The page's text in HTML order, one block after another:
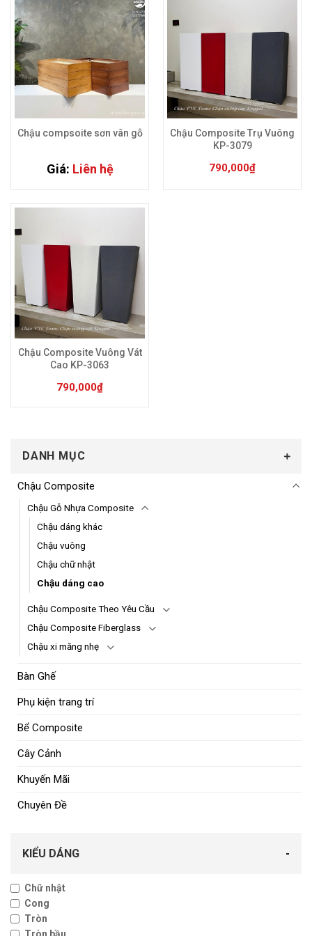
Chậu compsoite sơn vân gỗ
Giá: Liên hệ
Sản phẩm này
Chậu Composite Trụ Vuông
KP-3079
790,000₫
Sản phẩm này có nhiều biến thể. Các tùy chọn
Chậu Composite Vuông Vát
Cao KP-3063
790,000₫
DANH MỤC
Chậu Composite
Chậu Gỗ Nhựa Composite
Chậu dáng khác
Chậu vuông
Chậu chữ nhật
Chậu dáng cao
Chậu Composite Theo Yêu Cầu
Chậu Composite Fiberglass
Chậu xi măng nhẹ
Bàn Ghế
Phụ kiện trang trí
Bể Composite
Cây Cảnh
Khuyến Mãi
Chuyên Đề
KIỂU DÁNG -
Chữ nhật
Cong
Tròn